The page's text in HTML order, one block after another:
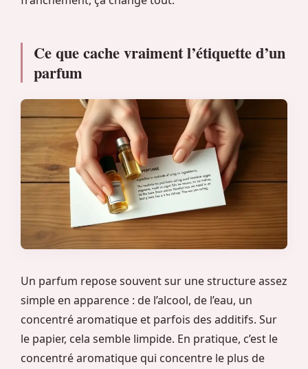
Ce que cache vraiment l’étiquette d’un
parfum
Un parfum repose souvent sur une structure assez
simple en apparence : de l’alcool, de l’eau, un
concentré aromatique et parfois des additifs. Sur
le papier, cela semble limpide. En pratique, c’est le
concentré aromatique qui concentre le plus de